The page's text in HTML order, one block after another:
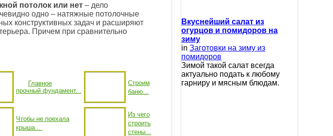
потолок или нет– дело
одно – натяжные потолочные
конструктивных задач и расширяют
Причем при сравнительно
Главное
прочный фундамент...
Строим
баню...
Чтобы не поехала
крыша...
Из чего
строить
стены...
Вкуснейший салат из
огурцов и помидоров на
зиму
in Заготовки на зиму из
помидоров
Зимой такой салат всегда
актуально подать к любому
гарниру и мясным блюдам.